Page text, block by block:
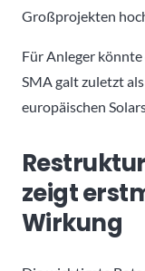
Großprojekten
Für Anleger könnte
SMA galt zuletzt
europäischen
zeigt
Wirkung